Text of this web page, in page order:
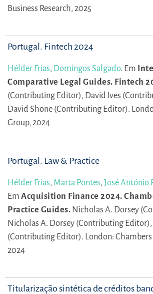
Business Research, 2025
Portugal. Fintech 2024
Hélder Frias, Domingos Salgado. Em
Comparative Legal Guides. Fintech
(Contributing Editor), David Ives
David Shone (Contributing Editor).
Group, 2024
Portugal. Law & Practice
Hélder Frias, Marta Pontes, José António
Em Acquisition Finance 2024.
Practice Guides. Nicholas A. Dorsey
Nicholas A. Dorsey (Contributing Editor),
(Contributing Editor). London:
2024
Titularização sintética de créditos